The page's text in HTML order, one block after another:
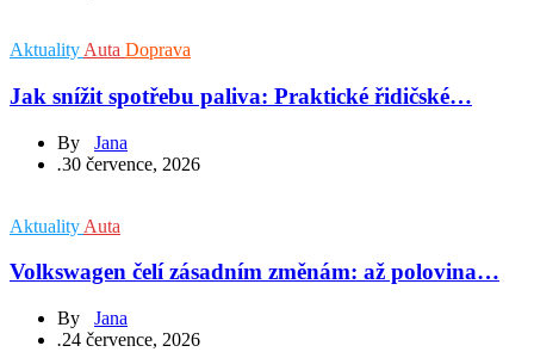
Aktuality Auta Doprava
Jak snížit spotřebu paliva: Praktické řidičské…
By Jana
.30 července, 2026
Aktuality Auta
Volkswagen čelí zásadním změnám: až polovina…
By Jana
.24 července, 2026